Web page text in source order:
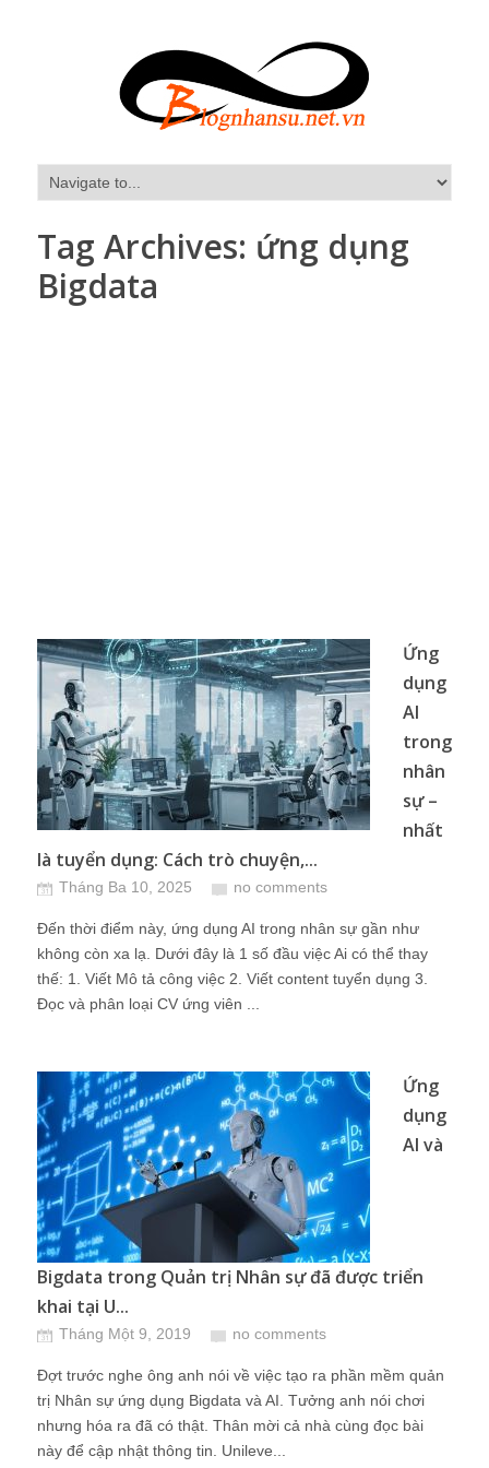
Tag Archives: ứng dụng
Bigdata
Ứng
dụng
AI
trong
nhân
sự –
nhất
là tuyển dụng: Cách trò chuyện,...
Tháng Ba 10, 2025 no comments
Đến thời điểm này, ứng dụng AI trong nhân sự gần như
không còn xa lạ. Dưới đây là 1 số đầu việc Ai có thể thay
thế: 1. Viết Mô tả công việc 2. Viết content tuyển dụng 3.
Đọc và phân loại CV ứng viên ...
Ứng
dụng
AI và
Bigdata trong Quản trị Nhân sự đã được triển
khai tại U...
Tháng Một 9, 2019 no comments
Đợt trước nghe ông anh nói về việc tạo ra phần mềm quản
trị Nhân sự ứng dụng Bigdata và AI. Tưởng anh nói chơi
nhưng hóa ra đã có thật. Thân mời cả nhà cùng đọc bài
này để cập nhật thông tin. Unileve...